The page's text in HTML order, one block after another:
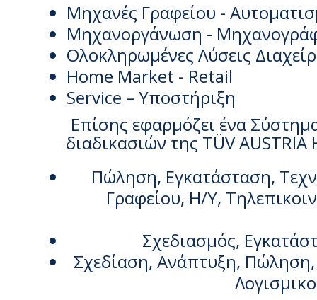
Μηχανές Γραφείου -
Μηχανοργάνωση -
Ολοκληρωμένες Λύσεις
Home Market - Retail
Service – Υποστήριξη
Επίσης εφαρμόζει ένα
διαδικασιών της TÜV
Πώληση, Εγκατάσταση,
Γραφείου, Η/Υ,
Σχεδιασμός,
Σχεδίαση, Ανάπτυξη,